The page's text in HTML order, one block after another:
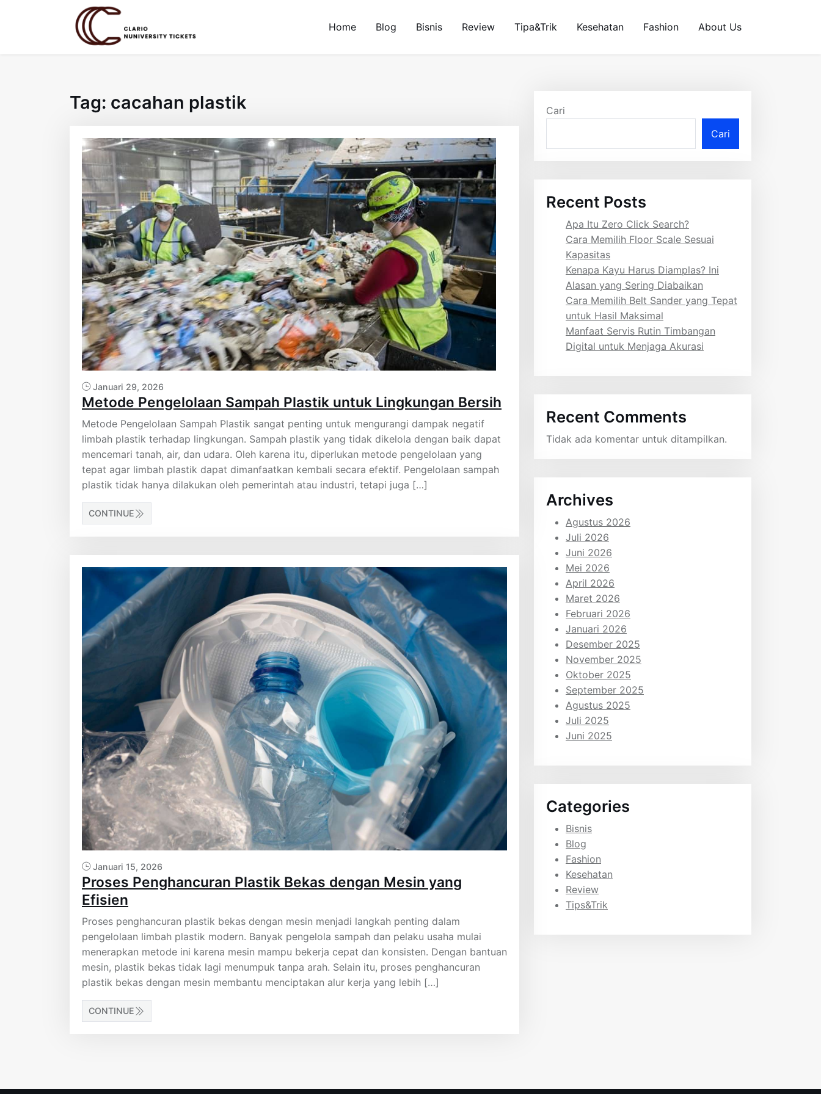
Home Blog Bisnis Review Tipa&Trik Kesehatan Fashion About Us
Tag: cacahan plastik
Januari 29, 2026
Metode Pengelolaan Sampah Plastik untuk Lingkungan Bersih
Metode Pengelolaan Sampah Plastik sangat penting untuk mengurangi dampak negatif
limbah plastik terhadap lingkungan. Sampah plastik yang tidak dikelola dengan baik dapat
mencemari tanah, air, dan udara. Oleh karena itu, diperlukan metode pengelolaan yang
tepat agar limbah plastik dapat dimanfaatkan kembali secara efektif. Pengelolaan sampah
plastik tidak hanya dilakukan oleh pemerintah atau industri, tetapi juga […]
CONTINUE
Januari 15, 2026
Proses Penghancuran Plastik Bekas dengan Mesin yang
Efisien
Proses penghancuran plastik bekas dengan mesin menjadi langkah penting dalam
pengelolaan limbah plastik modern. Banyak pengelola sampah dan pelaku usaha mulai
menerapkan metode ini karena mesin mampu bekerja cepat dan konsisten. Dengan bantuan
mesin, plastik bekas tidak lagi menumpuk tanpa arah. Selain itu, proses penghancuran
plastik bekas dengan mesin membantu menciptakan alur kerja yang lebih […]
CONTINUE
Cari
Cari
Recent Posts
Apa Itu Zero Click Search?
Cara Memilih Floor Scale Sesuai
Kapasitas
Kenapa Kayu Harus Diamplas? Ini
Alasan yang Sering Diabaikan
Cara Memilih Belt Sander yang Tepat
untuk Hasil Maksimal
Manfaat Servis Rutin Timbangan
Digital untuk Menjaga Akurasi
Recent Comments
Tidak ada komentar untuk ditampilkan.
Archives
Agustus 2026
Juli 2026
Juni 2026
Mei 2026
April 2026
Maret 2026
Februari 2026
Januari 2026
Desember 2025
November 2025
Oktober 2025
September 2025
Agustus 2025
Juli 2025
Juni 2025
Categories
Bisnis
Blog
Fashion
Kesehatan
Review
Tips&Trik